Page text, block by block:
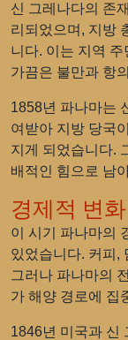
신 그레나다의 존
리되었으며, 지방
니다. 이는 지역
가끔은 불만과 항
1858년 파나마는
여받아 지방 당국
지게 되었습니다.
배적인 힘으로 남
경제적 변화
이 시기 파나마의
있었습니다. 커피,
그러나 파나마의
가 해양 경로에 집
1846년 미국과 신